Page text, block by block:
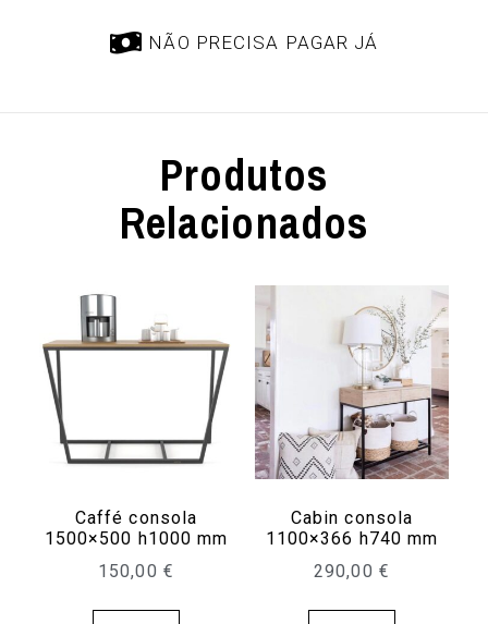
NÃO PRECISA PAGAR JÁ
Produtos
Relacionados
Caffé consola
1500×500 h1000 mm
150,00 €
Cabin consola
1100×366 h740 mm
290,00 €